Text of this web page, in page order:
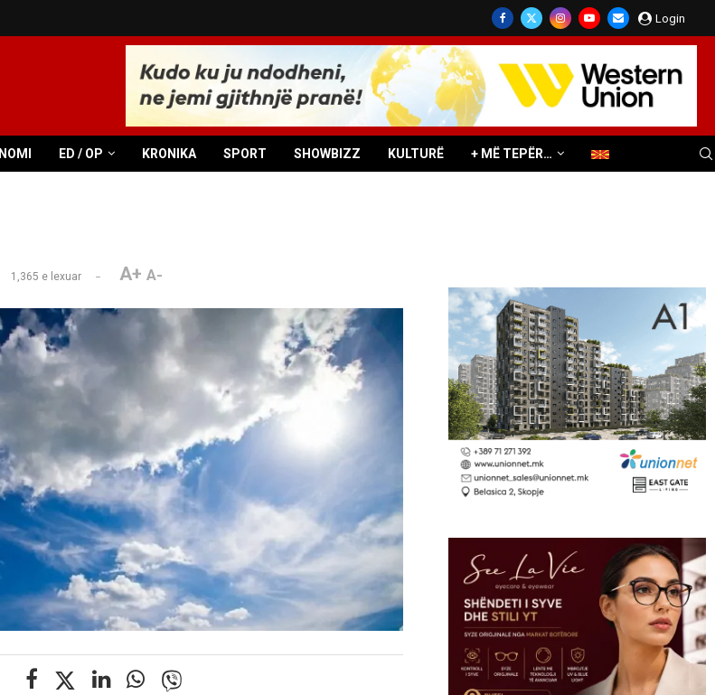
Login
ED / OP KRONIKA SPORT SHOWBIZZ KULTURË + MË TEPËR…
1,365 e lexuar A+ A-